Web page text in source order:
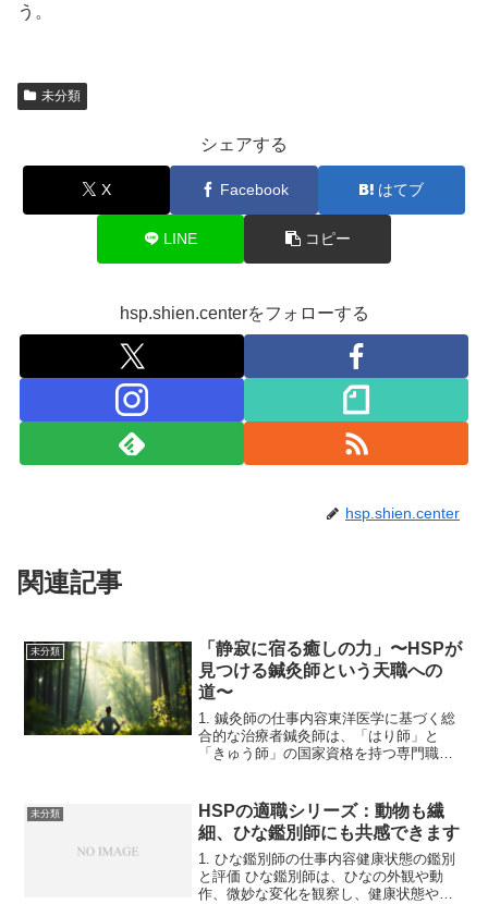
う。
未分類
シェアする
X Facebook はてブ
LINE コピー
hsp.shien.centerをフォローする
hsp.shien.center
関連記事
未分類
「静寂に宿る癒しの力」〜HSPが
見つける鍼灸師という天職への
道〜
1. 鍼灸師の仕事内容東洋医学に基づく総
合的な治療者鍼灸師は、「はり師」と
「きゅう師」の国家資格を持つ専門職と
で3年以上学び、鍼（はり）を用いて経穴
（ツボ）を刺激する鍼...
未分類
HSPの適職シリーズ：動物も繊
細、ひな鑑別師にも共感できます
1. ひな鑑別師の仕事内容健康状態の鑑別
と評価 ひな鑑別師は、ひなの外観や動
作、微妙な変化を観察し、健康状態や成